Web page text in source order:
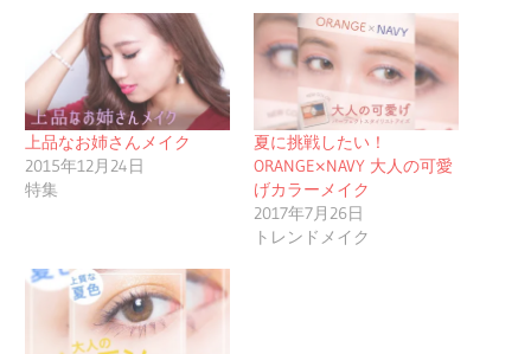
上品なお姉さんメイク
2015年12月24日
特集
夏に挑戦したい！
ORANGE×NAVY 大人の可愛
げカラーメイク
2017年7月26日
トレンドメイク